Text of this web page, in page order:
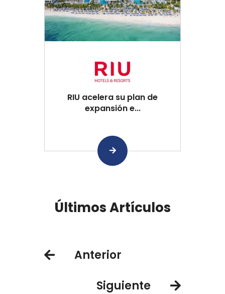
RIU acelera su plan de
expansión e...
Últimos Artículos
Anterior
Siguiente